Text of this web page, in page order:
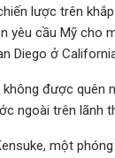
lược trên
yêu cầu Mỹ cho
Diego ở
không được quên
ngoài trên lãnh
một